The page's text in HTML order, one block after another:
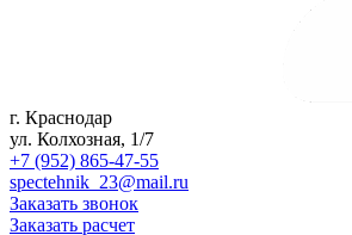
г. Краснодар
ул. Колхозная, 1/7
+7 (952) 865-47-55
spectehnik_23@mail.ru
Заказать звонок
Заказать расчет